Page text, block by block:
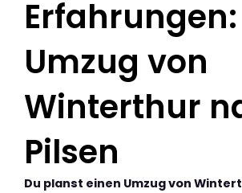
Erfahrungen:
Umzug von
Winterthur
Pilsen
Du planst einen Umzug von